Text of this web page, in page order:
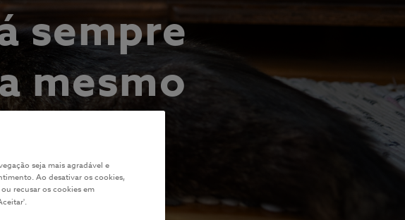
sempre
mesmo
seja mais agradável e
Ao desativar os cookies,
recusar os cookies em